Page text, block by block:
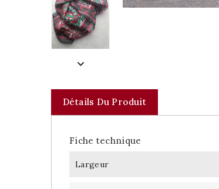
Détails Du Produit
Fiche technique
Largeur